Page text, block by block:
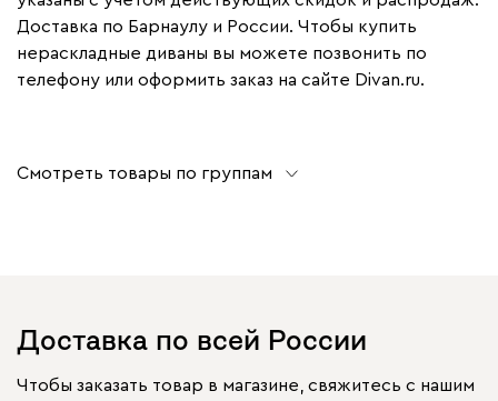
Доставка по Барнаулу и России. Чтобы купить
нераскладные диваны вы можете позвонить по
телефону или оформить заказ на сайте Divan.ru.
Смотреть товары по группам
Доставка по всей России
Чтобы заказать товар в магазине, свяжитесь с нашим